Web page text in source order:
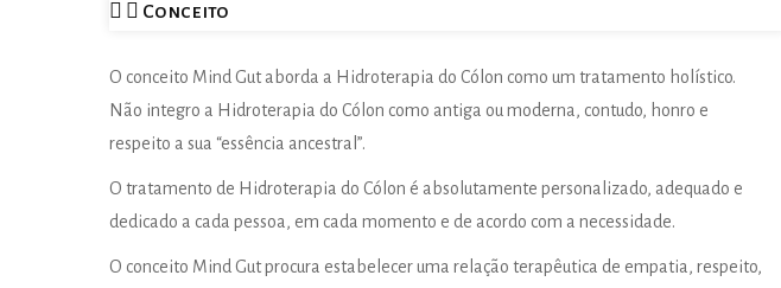
Conceito
O conceito Mind Gut aborda a Hidroterapia do Cólon como um tratamento holístico.
Não integro a Hidroterapia do Cólon como antiga ou moderna, contudo, honro e
respeito a sua “essência ancestral”.
O tratamento de Hidroterapia do Cólon é absolutamente personalizado, adequado e
dedicado a cada pessoa, em cada momento e de acordo com a necessidade.
O conceito Mind Gut procura estabelecer uma relação terapêutica de empatia, respeito,